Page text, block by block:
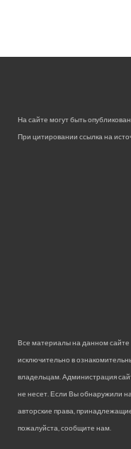
На сайте могут быть
При цитировании ссылка на
Все материалы на данном сайте
исключительно в
владельцам. Администрация
не несет. Если Вы обнаружили
авторские права,
пожалуйста, сообщите нам.